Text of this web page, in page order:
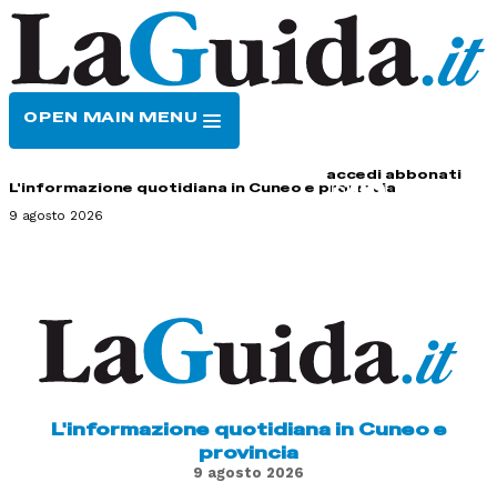
OPEN MAIN MENU
accedi abbonati
L'informazione quotidiana in Cuneo e provincia
9 agosto 2026
L'informazione quotidiana in Cuneo e
provincia
9 agosto 2026